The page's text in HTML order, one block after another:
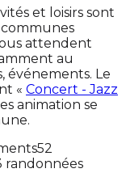
et loisirs sont
attendent
au
événements. Le
« Concert - Jazz
animation se
52
randonnées